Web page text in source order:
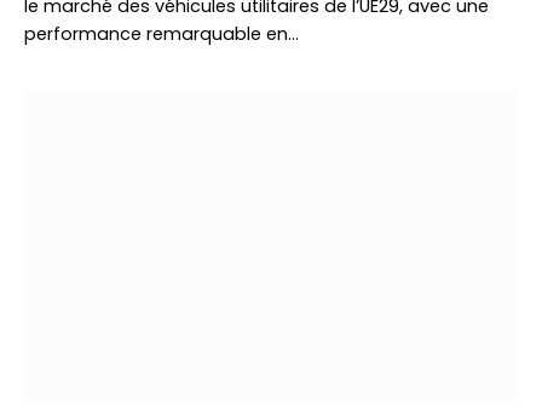
le marché des véhicules utilitaires de l’UE29, avec une
performance remarquable en…